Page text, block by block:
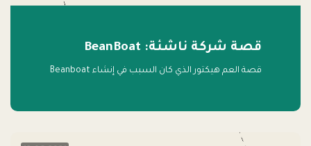
قصة شركة ناشئة: BeanBoat
قصة العم هيكتور الذي كان السبب في إنشاء Beanboat